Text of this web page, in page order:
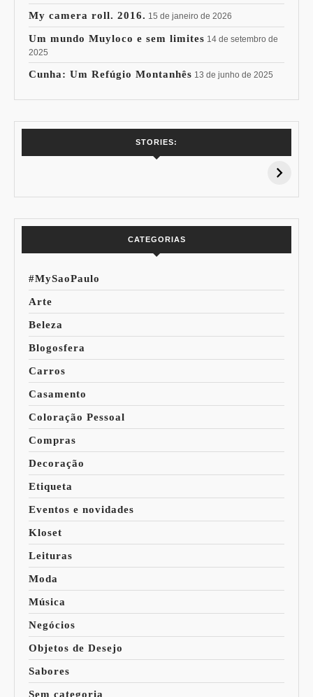
My camera roll. 2016. 15 de janeiro de 2026
Um mundo Muyloco e sem limites 14 de setembro de
2025
Cunha: Um Refúgio Montanhês 13 de junho de 2025
STORIES:
15% de
Pessoal: Os
CATEGORIAS
#MySaoPaulo
Arte
Beleza
Blogosfera
Carros
Casamento
Coloração Pessoal
Compras
Decoração
Etiqueta
Eventos e novidades
Kloset
Leituras
Moda
Música
Negócios
Objetos de Desejo
Sabores
Sem categoria